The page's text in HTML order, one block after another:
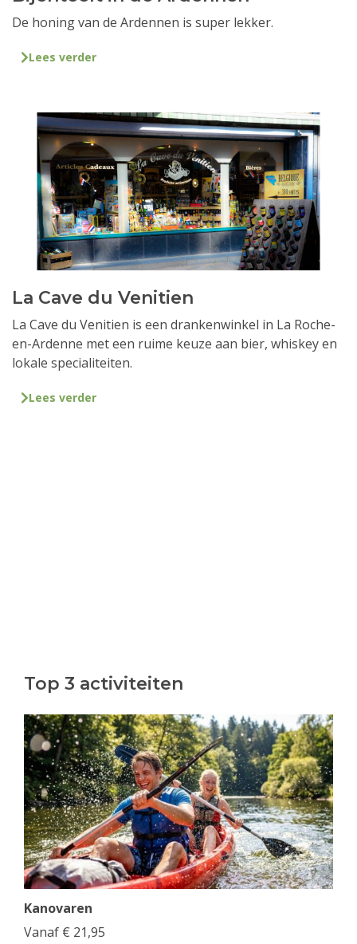
De honing van de Ardennen is super lekker.
Lees verder
La Cave du Venitien
La Cave du Venitien is een drankenwinkel in La Roche-
en-Ardenne met een ruime keuze aan bier, whiskey en
lokale specialiteiten.
Lees verder
Top 3 activiteiten
Kanovaren
Vanaf € 21,95